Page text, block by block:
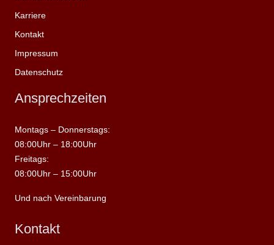
Karriere
Kontakt
Impressum
Datenschutz
Ansprechzeiten
Montags – Donnerstags:
08:00Uhr – 18:00Uhr
Freitags:
08:00Uhr – 15:00Uhr
Und nach Vereinbarung
Kontakt